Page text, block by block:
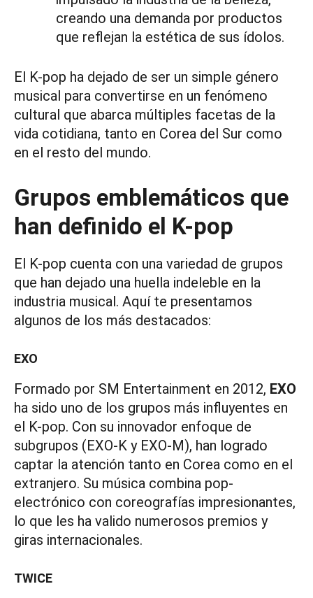
creando una demanda por productos
que reflejan la estética de sus ídolos.
El K-pop ha dejado de ser un simple género
musical para convertirse en un fenómeno
cultural que abarca múltiples facetas de la
vida cotidiana, tanto en Corea del Sur como
en el resto del mundo.
Grupos emblemáticos que
han definido el K-pop
El K-pop cuenta con una variedad de grupos
que han dejado una huella indeleble en la
industria musical. Aquí te presentamos
algunos de los más destacados:
EXO
Formado por SM Entertainment en 2012, EXO
ha sido uno de los grupos más influyentes en
el K-pop. Con su innovador enfoque de
subgrupos (EXO-K y EXO-M), han logrado
captar la atención tanto en Corea como en el
extranjero. Su música combina pop-
electrónico con coreografías impresionantes,
lo que les ha valido numerosos premios y
giras internacionales.
TWICE